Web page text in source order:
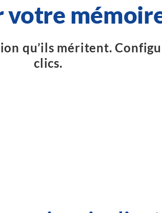
qu’ils méritent.
clics.